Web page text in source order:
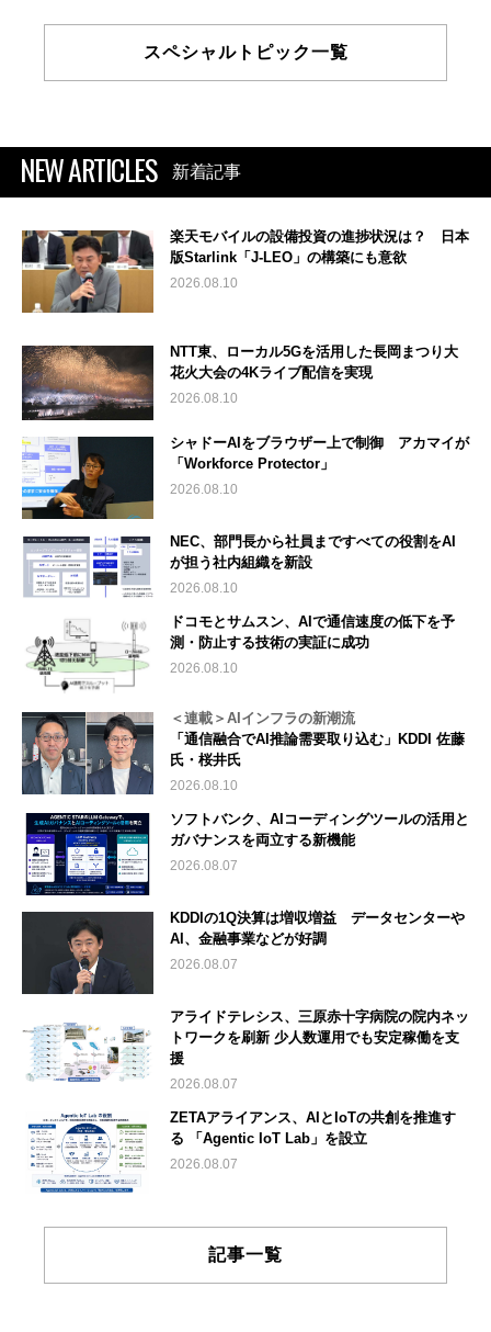
スペシャルトピック一覧
NEW ARTICLES 新着記事
楽天モバイルの設備投資の進捗状況は？ 日本
版Starlink「J-LEO」の構築にも意欲
2026.08.10
NTT東、ローカル5Gを活用した長岡まつり大
花火大会の4Kライブ配信を実現
2026.08.10
シャドーAIをブラウザー上で制御 アカマイが
「Workforce Protector」
2026.08.10
NEC、部門長から社員まですべての役割をAI
が担う社内組織を新設
2026.08.10
ドコモとサムスン、AIで通信速度の低下を予
測・防止する技術の実証に成功
2026.08.10
＜連載＞AIインフラの新潮流
「通信融合でAI推論需要取り込む」KDDI 佐藤
氏・桜井氏
2026.08.10
ソフトバンク、AIコーディングツールの活用と
ガバナンスを両立する新機能
2026.08.07
KDDIの1Q決算は増収増益 データセンターや
AI、金融事業などが好調
2026.08.07
アライドテレシス、三原赤十字病院の院内ネッ
トワークを刷新 少人数運用でも安定稼働を支
援
2026.08.07
ZETAアライアンス、AIとIoTの共創を推進す
る 「Agentic IoT Lab」を設立
2026.08.07
記事一覧